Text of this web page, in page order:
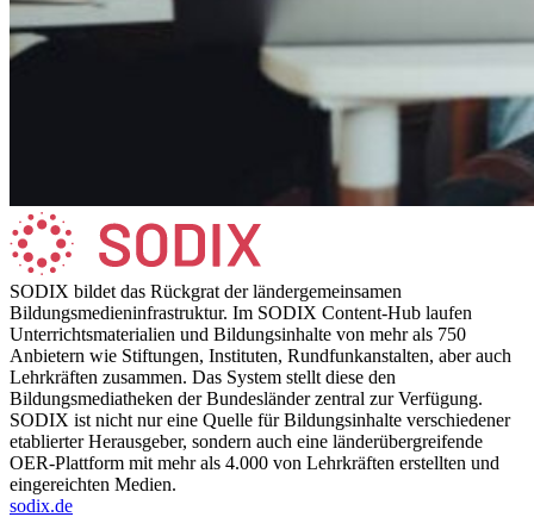
SODIX bildet das Rückgrat der ländergemeinsamen
Bildungsmedieninfrastruktur. Im SODIX Content-Hub laufen
Unterrichtsmaterialien und Bildungsinhalte von mehr als 750
Anbietern wie Stiftungen, Instituten, Rundfunkanstalten, aber auch
Lehrkräften zusammen. Das System stellt diese den
Bildungsmediatheken der Bundesländer zentral zur Verfügung.
SODIX ist nicht nur eine Quelle für Bildungsinhalte verschiedener
etablierter Herausgeber, sondern auch eine länderübergreifende
OER-Plattform mit mehr als 4.000 von Lehrkräften erstellten und
eingereichten Medien.
sodix.de